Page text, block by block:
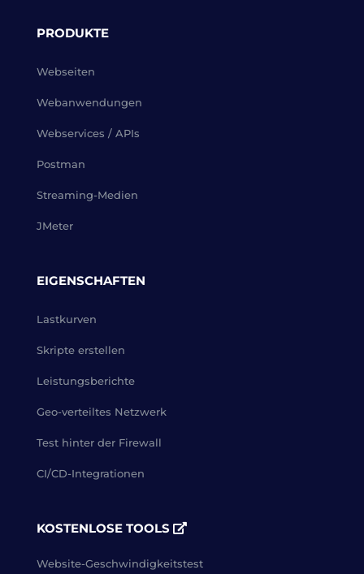
PRODUKTE
Webseiten
Webanwendungen
Webservices / APIs
Postman
Streaming-Medien
JMeter
EIGENSCHAFTEN
Lastkurven
Skripte erstellen
Leistungsberichte
Geo-verteiltes Netzwerk
Test hinter der Firewall
CI/CD-Integrationen
KOSTENLOSE TOOLS
Website-Geschwindigkeitstest